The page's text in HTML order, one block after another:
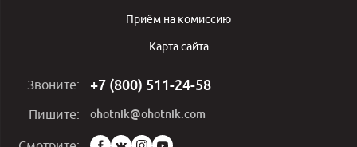
Приём на комиссию
Карта сайта
Звоните: +7 (800) 511-24-58
Пишите: ohotnik@ohotnik.com
Мы